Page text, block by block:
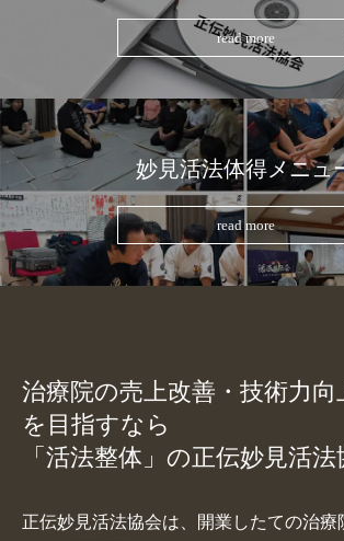
read more
妙見活法体得メニュ
read more
治療院の売上改善・技術力向
を目指すなら
「活法整体」の正伝妙見活法
正伝妙見活法協会は、開業したての治療